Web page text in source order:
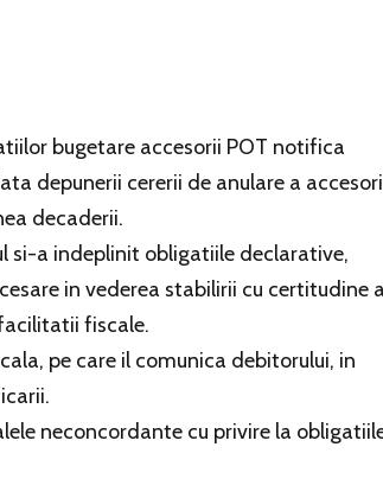
bugetare accesorii POT notifica
depunerii cererii de anulare a
decaderii.
si-a indeplinit obligatiile declarative,
in vederea stabilirii cu certitudine a
fiscale.
pe care il comunica debitorului, in
neconcordante cu privire la